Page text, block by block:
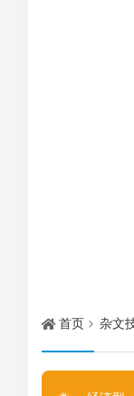
首页 杂文